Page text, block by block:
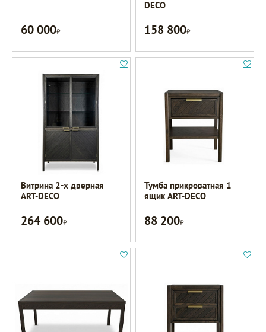
60 000Р
DECO
158 800Р
Витрина 2-х дверная
ART-DECO
264 600Р
Тумба прикроватная 1
ящик ART-DECO
88 200Р